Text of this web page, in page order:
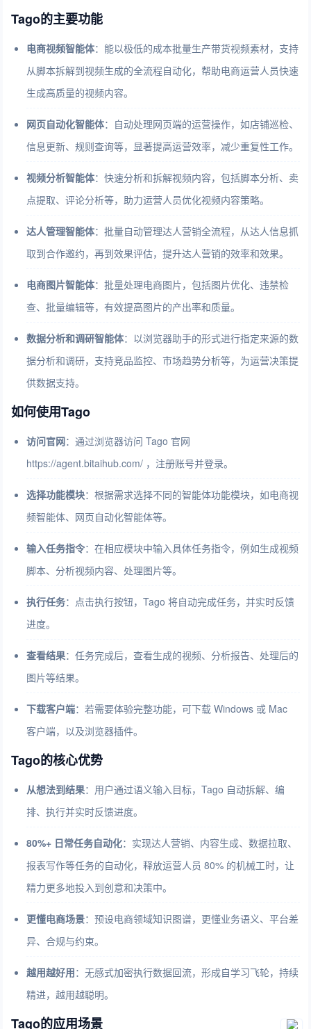
Tago的主要功能
电商视频智能体：能以极低的成本批量生产带货视频素材，支持
从脚本拆解到视频生成的全流程自动化，帮助电商运营人员快速
生成高质量的视频内容。
网页自动化智能体：自动处理网页端的运营操作，如店铺巡检、
信息更新、规则查询等，显著提高运营效率，减少重复性工作。
视频分析智能体：快速分析和拆解视频内容，包括脚本分析、卖
点提取、评论分析等，助力运营人员优化视频内容策略。
达人管理智能体：批量自动管理达人营销全流程，从达人信息抓
取到合作邀约，再到效果评估，提升达人营销的效率和效果。
电商图片智能体：批量处理电商图片，包括图片优化、违禁检
查、批量编辑等，有效提高图片的产出率和质量。
数据分析和调研智能体：以浏览器助手的形式进行指定来源的数
据分析和调研，支持竞品监控、市场趋势分析等，为运营决策提
供数据支持。
如何使用Tago
访问官网：通过浏览器访问 Tago 官网
https://agent.bitaihub.com/ ，注册账号并登录。
选择功能模块：根据需求选择不同的智能体功能模块，如电商视
频智能体、网页自动化智能体等。
输入任务指令：在相应模块中输入具体任务指令，例如生成视频
脚本、分析视频内容、处理图片等。
执行任务：点击执行按钮，Tago 将自动完成任务，并实时反馈
进度。
查看结果：任务完成后，查看生成的视频、分析报告、处理后的
图片等结果。
下载客户端：若需要体验完整功能，可下载 Windows 或 Mac
客户端，以及浏览器插件。
Tago的核心优势
从想法到结果：用户通过语义输入目标，Tago 自动拆解、编
排、执行并实时反馈进度。
80%+ 日常任务自动化：实现达人营销、内容生成、数据拉取、
报表写作等任务的自动化，释放运营人员 80% 的机械工时，让
精力更多地投入到创意和决策中。
更懂电商场景：预设电商领域知识图谱，更懂业务语义、平台差
异、合规与约束。
越用越好用：无感式加密执行数据回流，形成自学习飞轮，持续
精进，越用越聪明。
Tago的应用场景